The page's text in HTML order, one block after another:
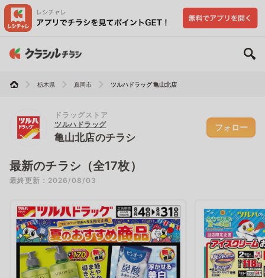
栃木県 真岡市 ツルハドラッグ 亀山北店
ドラッグストア
ツルハドラッグ
亀山北店のチラシ
フォロー
最新のチラシ（全17枚）
最終更新：2026/08/03